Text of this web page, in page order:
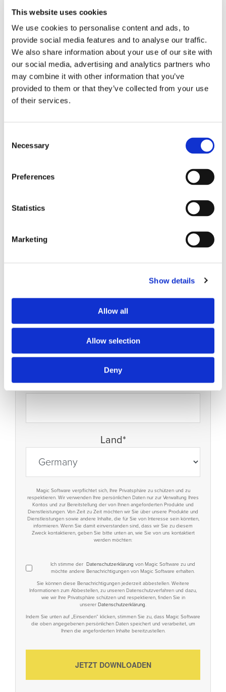
This website uses cookies
We use cookies to personalise content and ads, to
provide social media features and to analyse our traffic.
We also share information about your use of our site with
our social media, advertising and analytics partners who
may combine it with other information that you’ve
provided to them or that they’ve collected from your use
of their services.
Selection
Necessary
Preferences
Statistics
Marketing
Show details
Allow all
Allow selection
Deny
entwickeln die Präsentation mithilfe des
Angular-Codes. Diese Synergie
vereinfacht die Codierung in Angular
unter Verwendung der Technologie und
Philosophie von Magic. Es geht nur
darum, Entwicklern das Leben leichter
steht Ihnen als Download zur
Verfügung. Jetzt herunterladen!
Email*
Unternehmen*
Land*
Magic Software verpflichtet sich, Ihre Privatsphäre zu schützen und zu
respektieren. Wir verwenden Ihre persönlichen Daten nur zur Verwaltung Ihres
Kontos und zur Bereitstellung der von Ihnen angeforderten Produkte und
Dienstleistungen. Von Zeit zu Zeit möchten wir Sie über unsere Produkte und
Dienstleistungen sowie andere Inhalte, die für Sie von Interesse sein könnten,
informieren. Wenn Sie damit einverstanden sind, dass wir Sie zu diesem
Zweck kontaktieren, geben Sie bitte unten an, wie Sie von uns kontaktiert
werden möchten:
Ich stimme der Datenschutzerklärung von Magic Software zu und
möchte andere Benachrichtigungen von Magic Software erhalten.
Sie können diese Benachrichtigungen jederzeit abbestellen. Weitere
Informationen zum Abbestellen, zu unseren Datenschutzverfahren und dazu,
wie wir Ihre Privatsphäre schützen und respektieren, finden Sie in
unserer Datenschutzerklärung.
Indem Sie unten auf „Einsenden“ klicken, stimmen Sie zu, dass Magic Software
die oben angegebenen persönlichen Daten speichert und verarbeitet, um
Ihnen die angeforderten Inhalte bereitzustellen.